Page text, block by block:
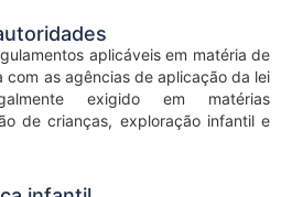
aplicáveis em matéria de
com as agências de aplicação da lei
exigido em matérias
de crianças, exploração infantil e